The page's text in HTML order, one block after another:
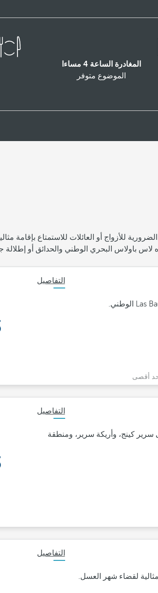
المغادرة الساعة 4 مساءا
الموضوع متوفر
للأزواج أو العائلات للاستمتاع بإقامة
باولاس البحري الوطني والحدائق أو إطلالة
التفاصيل
التفاصيل
كينج، وأريكة سرير، ومنطقة
التفاصيل
لقضاء شهر العسل.